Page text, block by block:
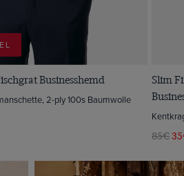
Businesshemd
2-ply 100s Baumwolle
Slim
85€